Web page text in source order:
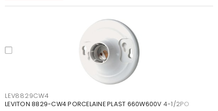
LEV8829CW4
LEVITON 8829-CW4 PORCELAINE PLAST 660W600V 4-1/2PO